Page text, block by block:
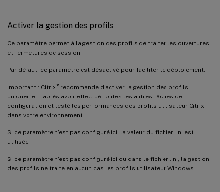
Activer la gestion des profils
Ce paramètre permet à la gestion des profils de traiter les ouvertures
et fermetures de session.
Par défaut, ce paramètre est désactivé pour faciliter le déploiement.
Important : Citrix ®recommande d’activer la gestion des profils
uniquement après avoir effectué toutes les autres tâches de
configuration et testé les performances des profils utilisateur Citrix
dans votre environnement.
Si ce paramètre n’est pas configuré ici, la valeur du fichier .ini est
utilisée.
Si ce paramètre n’est pas configuré ici ou dans le fichier .ini, la gestion
des profils ne traite en aucun cas les profils utilisateur Windows.